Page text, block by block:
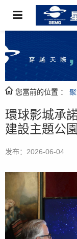
您當前的位置 ：
環球影城承
建設主題公園
发布：2026-06-04